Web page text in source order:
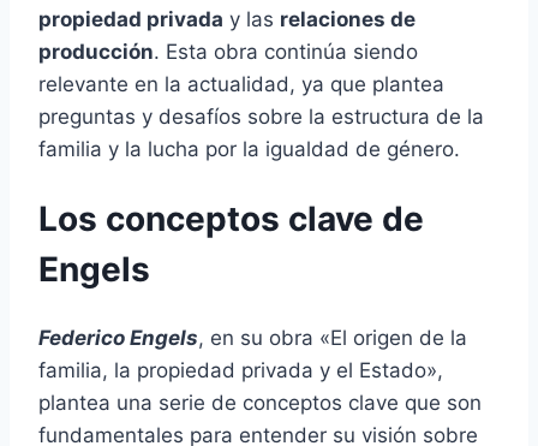
propiedad privada y las relaciones de
producción. Esta obra continúa siendo
relevante en la actualidad, ya que plantea
preguntas y desafíos sobre la estructura de la
familia y la lucha por la igualdad de género.
Los conceptos clave de
Engels
Federico Engels, en su obra «El origen de la
familia, la propiedad privada y el Estado»,
plantea una serie de conceptos clave que son
fundamentales para entender su visión sobre